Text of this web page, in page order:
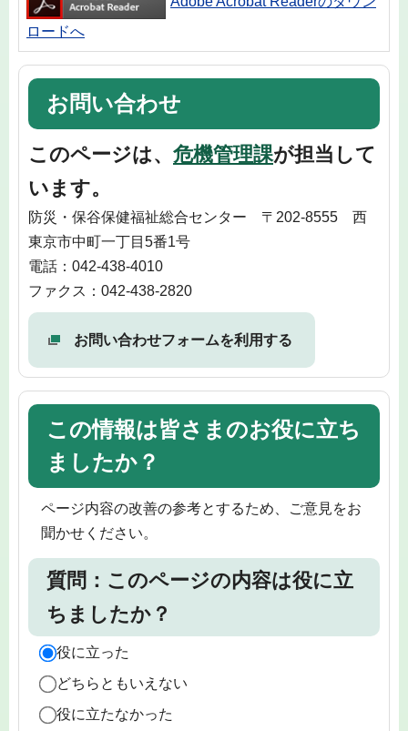
ロードへ
お問い合わせ
このページは、 危機管理課が担当して
います。
防災・保谷保健福祉総合センター 〒202-8555 西
東京市中町一丁目5番1号
電話：042-438-4010
ファクス：042-438-2820
お問い合わせフォームを利用する
この情報は皆さまのお役に立ち
ましたか？
ページ内容の改善の参考とするため、ご意見をお
聞かせください。
質問：このページの内容は役に立
ちましたか？
役に立った
どちらともいえない
役に立たなかった